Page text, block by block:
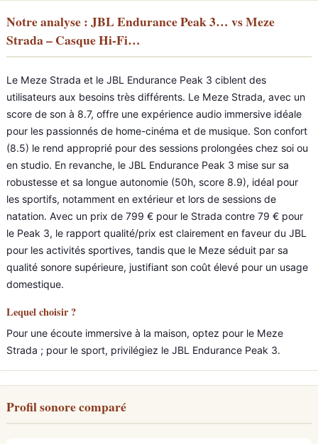
Notre analyse : JBL Endurance Peak 3… vs Meze
Strada – Casque Hi-Fi…
Le Meze Strada et le JBL Endurance Peak 3 ciblent des
utilisateurs aux besoins très différents. Le Meze Strada, avec un
score de son à 8.7, offre une expérience audio immersive idéale
pour les passionnés de home-cinéma et de musique. Son confort
(8.5) le rend approprié pour des sessions prolongées chez soi ou
en studio. En revanche, le JBL Endurance Peak 3 mise sur sa
robustesse et sa longue autonomie (50h, score 8.9), idéal pour
les sportifs, notamment en extérieur et lors de sessions de
natation. Avec un prix de 799 € pour le Strada contre 79 € pour
le Peak 3, le rapport qualité/prix est clairement en faveur du JBL
pour les activités sportives, tandis que le Meze séduit par sa
qualité sonore supérieure, justifiant son coût élevé pour un usage
domestique.
Lequel choisir ?
Pour une écoute immersive à la maison, optez pour le Meze
Strada ; pour le sport, privilégiez le JBL Endurance Peak 3.
Profil sonore comparé